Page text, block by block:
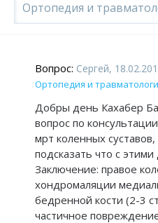
Ортопедия и
Вопрос: Сергей,
Ортопедия и
Добры день Кахабер
вопрос по
мрт коленных
подсказать что с
Заключение: правое
хондромаляции
бедренной кости (2-3
частичное